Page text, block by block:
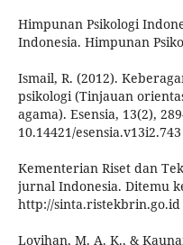
Himpunan Psikologi
Indonesia. Himpunan
Ismail, R. (2012).
psikologi (Tinjauan
agama). Esensia, 13(2),
10.14421/esensia.v13i2.743
Kementerian Riset dan
jurnal Indonesia. Ditemu
http://sinta.ristekbrin.go.id
Lovihan, M. A. K., &